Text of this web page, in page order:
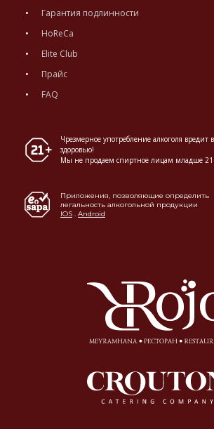
Гарантия подлинности
HoReCa
Elite Club
Прайс
FAQ
Чрезмерное употребление алкоголя вредит
здоровью!
Мы не продаем спиртное лицам младше 21
Приложения, позволяющие определить
легальность алкогольной продукции
IOS . Android